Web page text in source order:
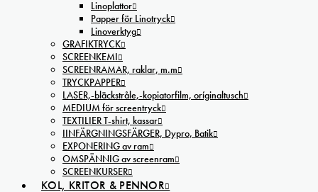
Linoplattor
Papper för Linotryck
Linoverktyg
GRAFIKTRYCK
SCREENKEMI
SCREENRAMAR, raklar, m.m
TRYCKPAPPER
LASER,-bläckstråle,-kopiatorfilm, oríginaltusch
MEDIUM för screentryck
TEXTILIER T-shirt, kassar
IINFÄRGNINGSFÄRGER, Dypro, Batik
EXPONERING av ram
OMSPÄNNIG av screenram
SCREENKURSER
KOL, KRITOR & PENNOR